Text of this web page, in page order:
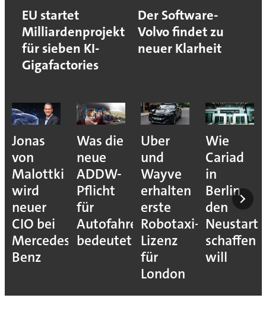
EU startet
Milliardenprojekt
für sieben KI-
Gigafactories
Der Software-
Volvo findet zu
neuer Klarheit
Jonas
von
Malottki
wird
neuer
CIO bei
Mercedes-
Benz
Was die
neue
ADDW-
Pflicht
für
Autofahrer
bedeutet
Uber
und
Wayve
erhalten
erste
Robotaxi-
Lizenz
für
London
Wie
Cariad
in
Berlin
den
Neustart
schaffen
will